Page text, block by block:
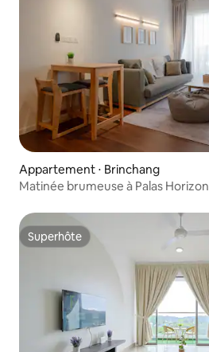
Appartement ⋅ Brinchang
Matinée brumeuse à Palas Horizon
Superhôte
Superhôte